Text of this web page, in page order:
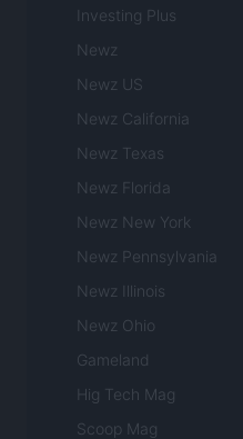
Investing Plus
Newz
Newz US
Newz California
Newz Texas
Newz Florida
Newz New York
Newz Pennsylvania
Newz Illinois
Newz Ohio
Gameland
Hig Tech Mag
Scoop Mag